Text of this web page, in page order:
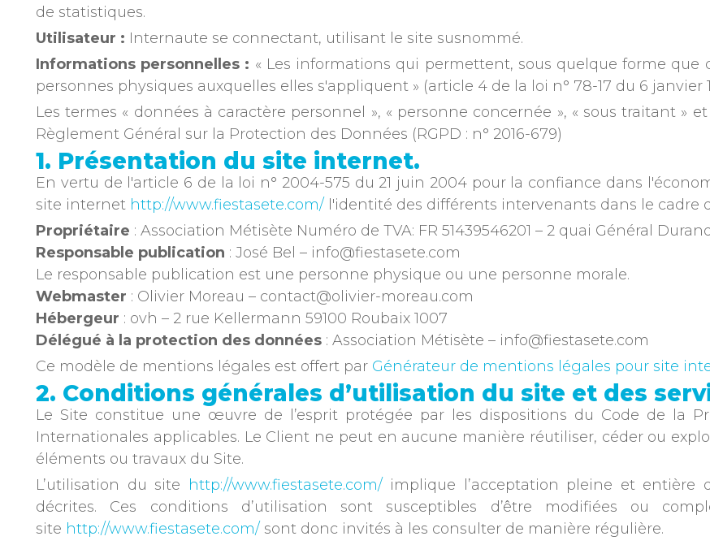
de statistiques.
Utilisateur : Internaute se connectant, utilisant le site susnommé.
Informations personnelles : « Les informations qui permettent, sous quelque forme
personnes physiques auxquelles elles s'appliquent » (article 4 de la loi n° 78-17 du 6 janvier
Les termes « données à caractère personnel », « personne concernée », « sous traitant »
Règlement Général sur la Protection des Données (RGPD : n° 2016-679)
1. Présentation du site internet.
En vertu de l'article 6 de la loi n° 2004-575 du 21 juin 2004 pour la confiance dans
site internet http://www.fiestasete.com/ l'identité des différents intervenants dans le cadre
Propriétaire : Association Métisète Numéro de TVA: FR 51439546201 – 2 quai Général
Responsable publication : José Bel – info@fiestasete.com
Le responsable publication est une personne physique ou une personne morale.
Webmaster : Olivier Moreau – contact@olivier-moreau.com
Hébergeur : ovh – 2 rue Kellermann 59100 Roubaix 1007
Délégué à la protection des données : Association Métisète – info@fiestasete.com
Ce modèle de mentions légales est offert par Générateur de mentions légales pour site
2. Conditions générales d’utilisation du site et des
Le Site constitue une œuvre de l’esprit protégée par les dispositions du Code de la
Internationales applicables. Le Client ne peut en aucune manière réutiliser, céder ou
éléments ou travaux du Site.
L’utilisation du site
http://www.fiestasete.com/implique l’acceptation pleine et entière
décrites. Ces conditions d’utilisation sont susceptibles d’être modifiées ou
site http://www.fiestasete.com/ sont donc invités à les consulter de manière régulière.